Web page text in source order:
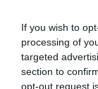
If you wish to
processing of
targeted
section to
opt-out request
ηχητικά και
διείσδυση στο
εναλλάσσονται
διότι, όπως